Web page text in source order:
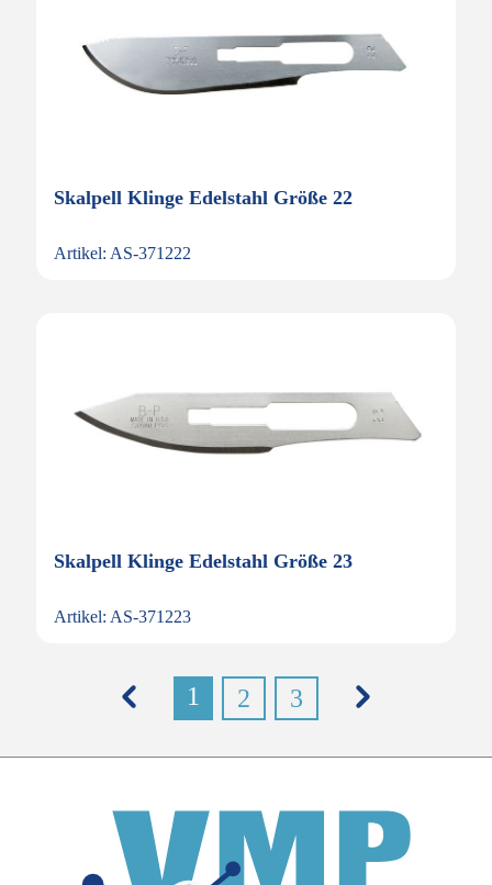
Skalpell Klinge Edelstahl Größe 22
Artikel: AS-371222
Skalpell Klinge Edelstahl Größe 23
Artikel: AS-371223
1 2 3